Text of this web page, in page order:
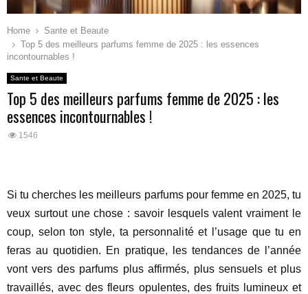
Home
Sante et Beaute
Top 5 des meilleurs parfums femme de 2025 : les essences
incontournables !
Sante et Beaute
Top 5 des meilleurs parfums femme de 2025 : les
essences incontournables !
1546
Si tu cherches les meilleurs parfums pour femme en 2025, tu
veux surtout une chose : savoir lesquels valent vraiment le
coup, selon ton style, ta personnalité et l’usage que tu en
feras au quotidien. En pratique, les tendances de l’année
vont vers des parfums plus affirmés, plus sensuels et plus
travaillés, avec des fleurs opulentes, des fruits lumineux et